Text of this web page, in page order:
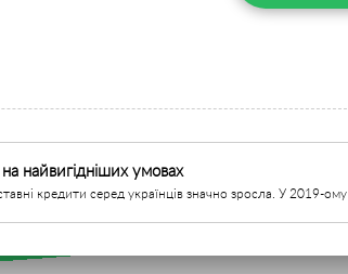
найвигідніших умовах
кредити серед українців значно зросла. У 2019-ому